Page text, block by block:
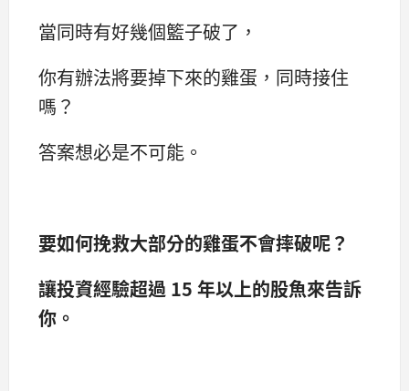
當同時有好幾個籃子破了，
你有辦法將要掉下來的雞蛋，同時接住
嗎？
答案想必是不可能。
要如何挽救大部分的雞蛋不會摔破呢？
讓投資經驗超過 15 年以上的股魚來告訴
你。